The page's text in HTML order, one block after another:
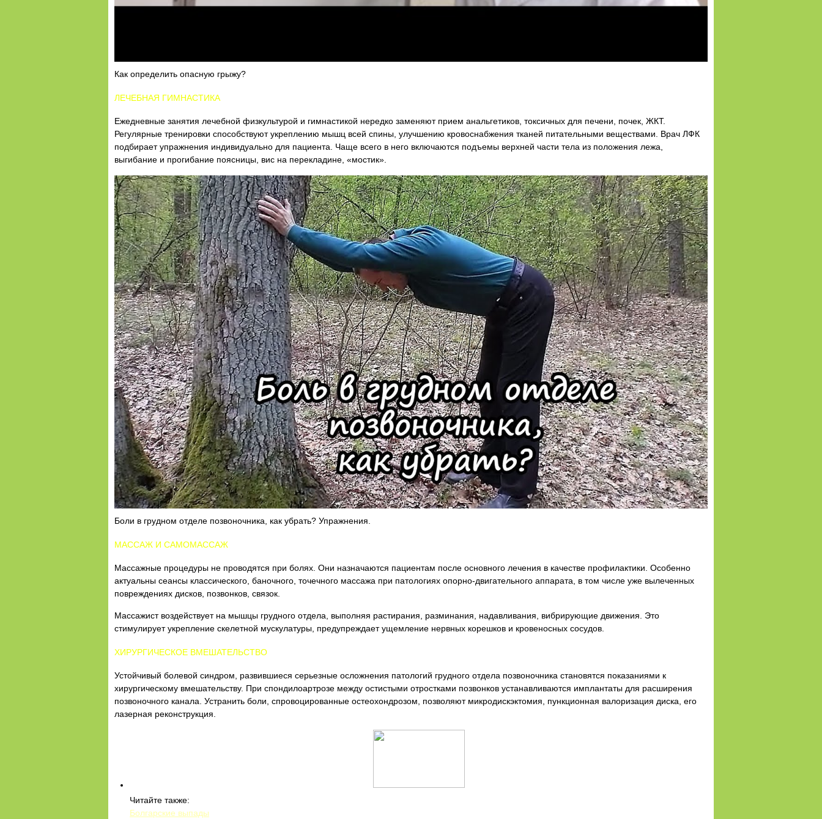
Как определить опасную грыжу?
ЛЕЧЕБНАЯ ГИМНАСТИКА
Ежедневные занятия лечебной физкультурой и гимнастикой нередко заменяют прием анальгетиков, токсичных для печени, почек, ЖКТ.
Регулярные тренировки способствуют укреплению мышц всей спины, улучшению кровоснабжения тканей питательными веществами. Врач ЛФК
подбирает упражнения индивидуально для пациента. Чаще всего в него включаются подъемы верхней части тела из положения лежа,
выгибание и прогибание поясницы, вис на перекладине, «мостик».
Боли в грудном отделе позвоночника, как убрать? Упражнения.
МАССАЖ И САМОМАССАЖ
Массажные процедуры не проводятся при болях. Они назначаются пациентам после основного лечения в качестве профилактики. Особенно
актуальны сеансы классического, баночного, точечного массажа при патологиях опорно-двигательного аппарата, в том числе уже вылеченных
повреждениях дисков, позвонков, связок.
Массажист воздействует на мышцы грудного отдела, выполняя растирания, разминания, надавливания, вибрирующие движения. Это
стимулирует укрепление скелетной мускулатуры, предупреждает ущемление нервных корешков и кровеносных сосудов.
ХИРУРГИЧЕСКОЕ ВМЕШАТЕЛЬСТВО
Устойчивый болевой синдром, развившиеся серьезные осложнения патологий грудного отдела позвоночника становятся показаниями к
хирургическому вмешательству. При спондилоартрозе между остистыми отростками позвонков устанавливаются имплантаты для расширения
позвоночного канала. Устранить боли, спровоцированные остеохондрозом, позволяют микродискэктомия, пункционная валоризация диска, его
лазерная реконструкция.
Читайте также:
Болгарские выпады